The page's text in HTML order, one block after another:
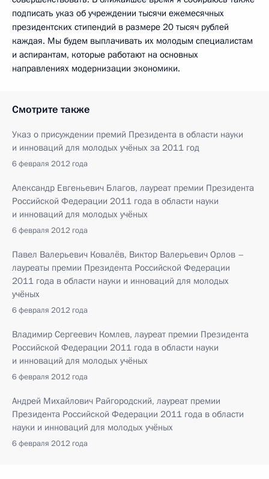
подписать указ об учреждении тысячи ежемесячных
президентских стипендий в размере 20 тысяч рублей
каждая. Мы будем выплачивать их молодым специалистам
и аспирантам, которые работают на основных
направлениях модернизации экономики.
Смотрите также
Указ о присуждении премий Президента в области науки
и инноваций для молодых учёных за 2011 год
6 февраля 2012 года
Александр Евгеньевич Благов, лауреат премии Президента
Российской Федерации 2011 года в области науки
и инноваций для молодых учёных
6 февраля 2012 года
Павел Валерьевич Ковалёв, Виктор Валерьевич Орлов –
лауреаты премии Президента Российской Федерации
2011 года в области науки и инноваций для молодых
учёных
6 февраля 2012 года
Владимир Сергеевич Комлев, лауреат премии Президента
Российской Федерации 2011 года в области науки
и инноваций для молодых учёных
6 февраля 2012 года
Андрей Михайлович Райгородский, лауреат премии
Президента Российской Федерации 2011 года в области
науки и инноваций для молодых учёных
6 февраля 2012 года